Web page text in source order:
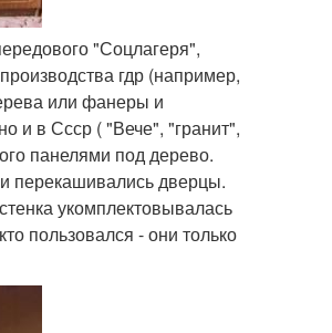
"Соцлагеря",
гдр (например,
или фанеры и
и в Ссср ( "Вече", "гранит",
панелями под дерево.
перекашивались дверцы.
укомплектовывалась
пользовался - они только